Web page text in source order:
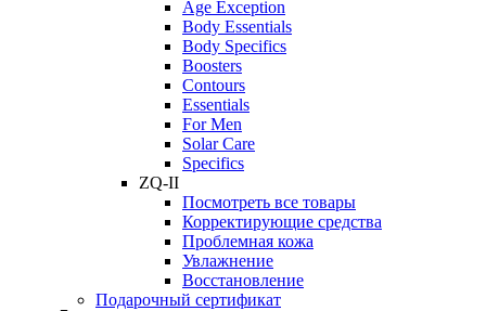
Age Exception
Body Essentials
Body Specifics
Boosters
Contours
Essentials
For Men
Solar Care
Specifics
ZQ-II
Посмотреть все товары
Корректирующие средства
Проблемная кожа
Увлажнение
Восстановление
Подарочный сертификат